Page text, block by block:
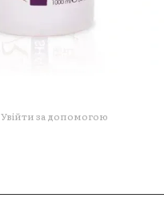
Увійти за допомогою